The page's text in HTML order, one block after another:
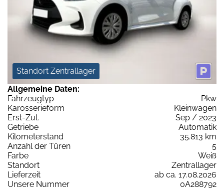
Standort Zentrallager
Allgemeine Daten:
Fahrzeugtyp
Pkw
Karosserieform
Kleinwagen
Erst-Zul.
Sep / 2023
Getriebe
Automatik
Kilometerstand
35.813 km
Anzahl der Türen
5
Farbe
Weiß
Standort
Zentrallager
Lieferzeit
ab ca. 17.08.2026
Unsere Nummer
0A288792